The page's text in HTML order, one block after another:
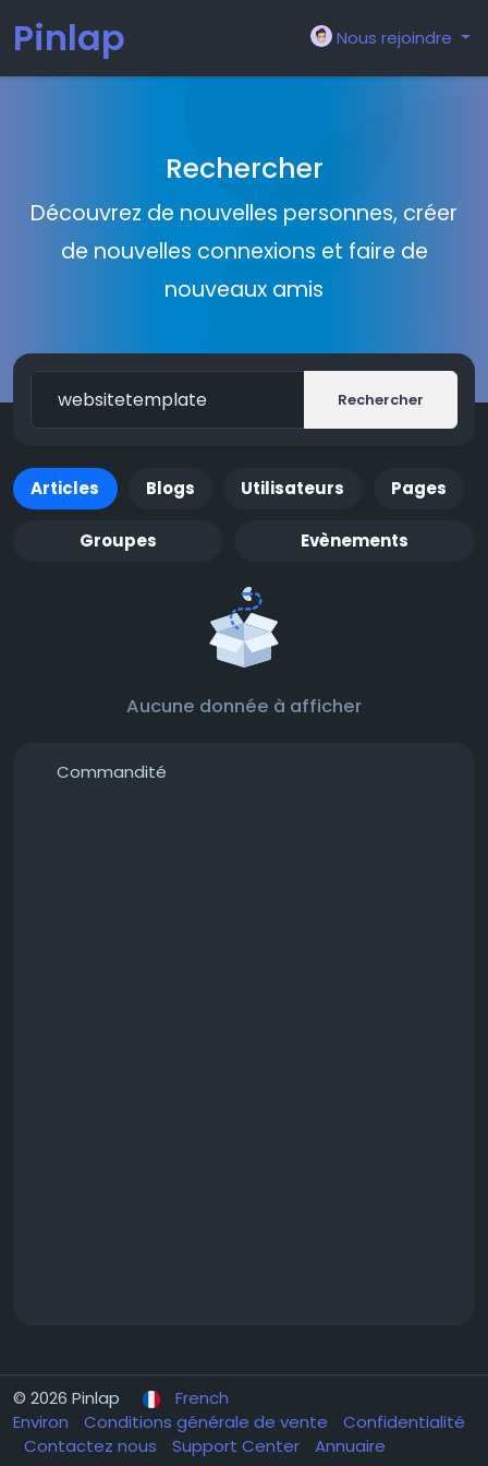
Pinlap Nous rejoindre
Rechercher
Découvrez de nouvelles personnes, créer
de nouvelles connexions et faire de
nouveaux amis
Rechercher
Articles Blogs Utilisateurs Pages
Groupes Evènements
Aucune donnée à afficher
Commandité
© 2026 Pinlap
French
Environ
Conditions générale de vente
Confidentialité
Contactez nous
Support Center Annuaire